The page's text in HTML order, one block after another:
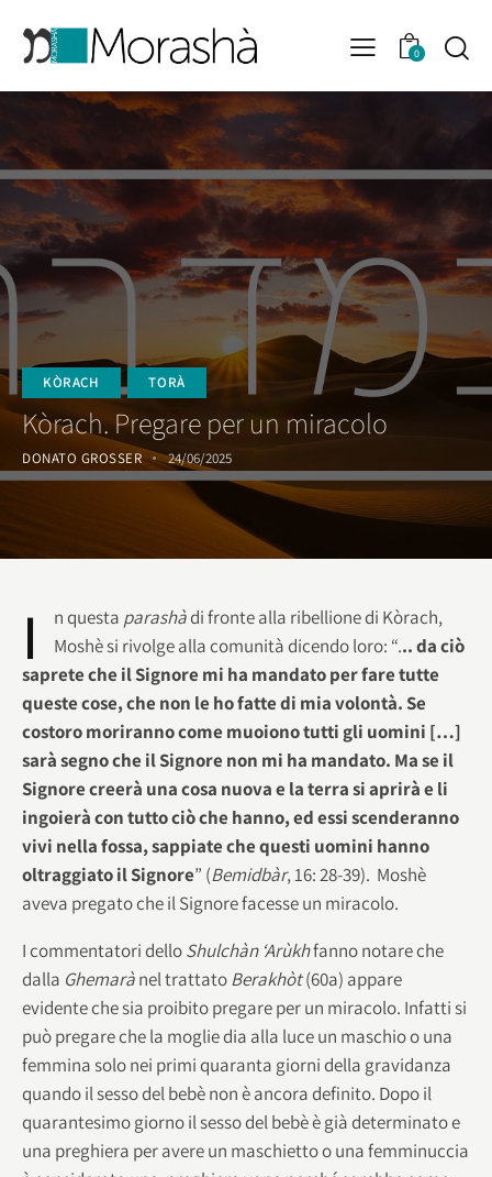
0
KÒRACH TORÀ
Kòrach. Pregare per un miracolo
DONATO GROSSER 24/06/2025
I n questa parashàdi fronte alla ribellione di Kòrach,
Moshè si rivolge alla comunità dicendo loro: “... da ciò
saprete che il Signore mi ha mandato per fare tutte
queste cose, che non le ho fatte di mia volontà. Se
costoro moriranno come muoiono tutti gli uomini […]
sarà segno che il Signore non mi ha mandato. Ma se il
Signore creerà una cosa nuova e la terra si aprirà e li
ingoierà con tutto ciò che hanno, ed essi scenderanno
vivi nella fossa, sappiate che questi uomini hanno
oltraggiato il Signore” (Bemidbàr, 16: 28-39). Moshè
aveva pregato che il Signore facesse un miracolo.
I commentatori delloShulchàn ‘Arùkhfanno notare che
dalla Ghemarànel trattatoBerakhòt(60a) appare
evidente che sia proibito pregare per un miracolo. Infatti si
può pregare che la moglie dia alla luce un maschio o una
femmina solo nei primi quaranta giorni della gravidanza
quando il sesso del bebè non è ancora definito. Dopo il
quarantesimo giorno il sesso del bebè è già determinato e
una preghiera per avere un maschietto o una femminuccia